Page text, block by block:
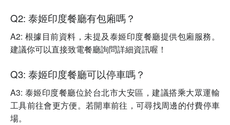
Q2: 泰姬印度餐廳有包廂嗎？
A2: 根據目前資料，未提及泰姬印度餐廳提供包廂服務。
建議你可以直接致電餐廳詢問詳細資訊喔！
Q3: 泰姬印度餐廳可以停車嗎？
A3: 泰姬印度餐廳位於台北市大安區，建議搭乘大眾運輸
工具前往會更方便。若開車前往，可尋找周邊的付費停車
場。